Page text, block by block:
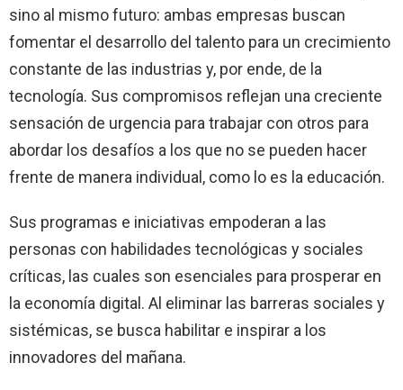
sino al mismo futuro: ambas empresas buscan
fomentar el desarrollo del talento para un crecimiento
constante de las industrias y, por ende, de la
tecnología. Sus compromisos reflejan una creciente
sensación de urgencia para trabajar con otros para
abordar los desafíos a los que no se pueden hacer
frente de manera individual, como lo es la educación.
Sus programas e iniciativas empoderan a las
personas con habilidades tecnológicas y sociales
críticas, las cuales son esenciales para prosperar en
la economía digital. Al eliminar las barreras sociales y
sistémicas, se busca habilitar e inspirar a los
innovadores del mañana.